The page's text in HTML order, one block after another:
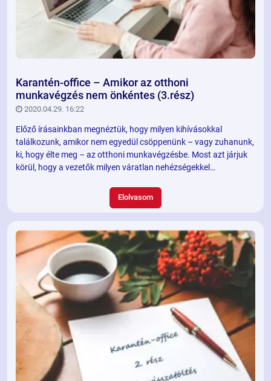
Karantén-office – Amikor az otthoni
munkavégzés nem önkéntes (3.rész)
2020.04.29. 16:22
Előző írásainkban megnéztük, hogy milyen kihívásokkal
találkozunk, amikor nem egyedül csöppenünk – vagy zuhanunk,
ki, hogy élte meg – az otthoni munkavégzésbe. Most azt járjuk
körül, hogy a vezetők milyen váratlan nehézségekkel
Elolvasom